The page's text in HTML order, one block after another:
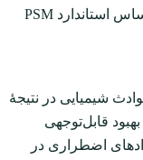
توضیح مختصر دربارۀ دوازده الزامی را که اساس استاندارد PSM
شیمیایی در نتیجۀ
قابل‌توجهی
اضطراری در